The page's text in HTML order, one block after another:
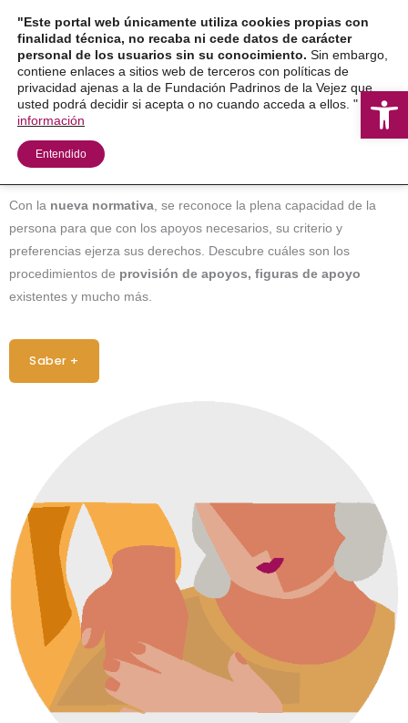
contenido
Con la nueva normativa, se reconoce la plena capacidad de la
persona para que con los apoyos necesarios, su criterio y
preferencias ejerza sus derechos. Descubre cuáles son los
procedimientos de provisión de apoyos, figuras de apoyo
existentes y mucho más.
Saber +
"Este portal web únicamente utiliza cookies propias con
finalidad técnica, no recaba ni cede datos de carácter
personal de los usuarios sin su conocimiento. Sin embargo,
contiene enlaces a sitios web de terceros con políticas de
privacidad ajenas a la de Fundación Padrinos de la Vejez que
usted podrá decidir si acepta o no cuando acceda a ellos. "
Más
información
Entendido